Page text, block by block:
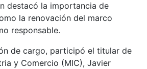
destacó la importancia de
la renovación del marco
responsable.
de cargo, participó el titular de
y Comercio (MIC), Javier